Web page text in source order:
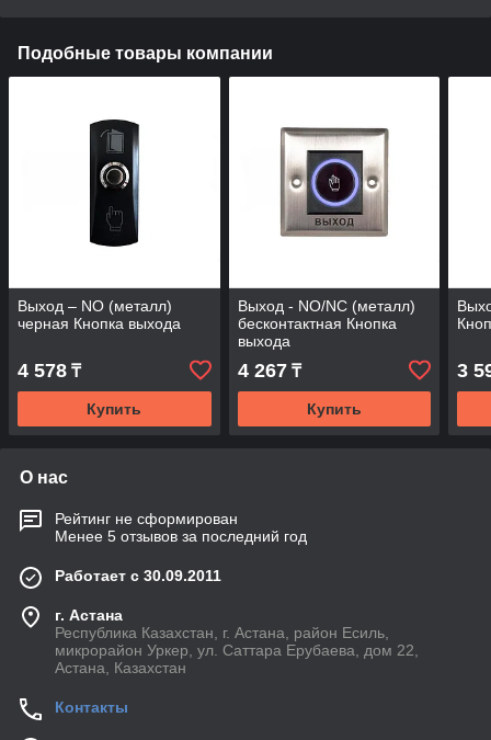
Подобные товары компании
Выход – NO (металл)
черная Кнопка выхода
4 578 ₸
Купить
Выход - NO/NC (металл)
бесконтактная Кнопка
выхода
4 267₸
Купить
3
О нас
Рейтинг не сформирован
Менее 5 отзывов за последний год
Работает с 30.09.2011
г. Астана
Республика Казахстан, г. Астана, район Есиль,
микрорайон Уркер, ул. Саттара Ерубаева, дом 22,
Астана, Казахстан
Контакты